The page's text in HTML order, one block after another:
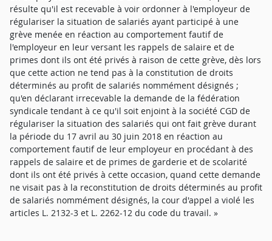
résulte qu'il est recevable à voir ordonner à l'employeur de
régulariser la situation de salariés ayant participé à une
grève menée en réaction au comportement fautif de
l'employeur en leur versant les rappels de salaire et de
primes dont ils ont été privés à raison de cette grève, dès lors
que cette action ne tend pas à la constitution de droits
déterminés au profit de salariés nommément désignés ;
qu'en déclarant irrecevable la demande de la fédération
syndicale tendant à ce qu'il soit enjoint à la société CGD de
régulariser la situation des salariés qui ont fait grève durant
la période du 17 avril au 30 juin 2018 en réaction au
comportement fautif de leur employeur en procédant à des
rappels de salaire et de primes de garderie et de scolarité
dont ils ont été privés à cette occasion, quand cette demande
ne visait pas à la reconstitution de droits déterminés au profit
de salariés nommément désignés, la cour d'appel a violé les
articles L. 2132-3 et L. 2262-12 du code du travail. »